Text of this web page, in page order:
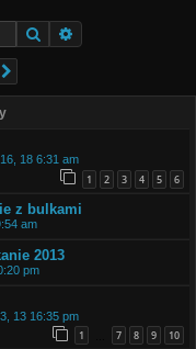
Szukaj
18 6:31 am
1 2 3 4 5 6
z bulkami
am
2013
pm
13 16:35 pm
1 7 8 9 10